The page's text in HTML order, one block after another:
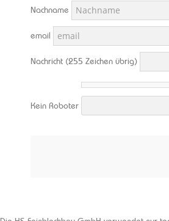
Nachname
email
Nachricht (255 Zeichen übrig)
Kein Roboter